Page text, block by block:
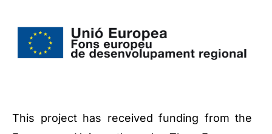
This project has received funding from the